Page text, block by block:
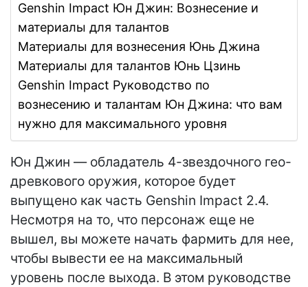
Genshin Impact Юн Джин: Вознесение и
материалы для талантов
Материалы для вознесения Юнь Джина
Материалы для талантов Юнь Цзинь
Genshin Impact Руководство по
вознесению и талантам Юн Джина: что вам
нужно для максимального уровня
Юн Джин — обладатель 4-звездочного гео-
древкового оружия, которое будет
выпущено как часть Genshin Impact 2.4.
Несмотря на то, что персонаж еще не
вышел, вы можете начать фармить для нее,
чтобы вывести ее на максимальный
уровень после выхода. В этом руководстве